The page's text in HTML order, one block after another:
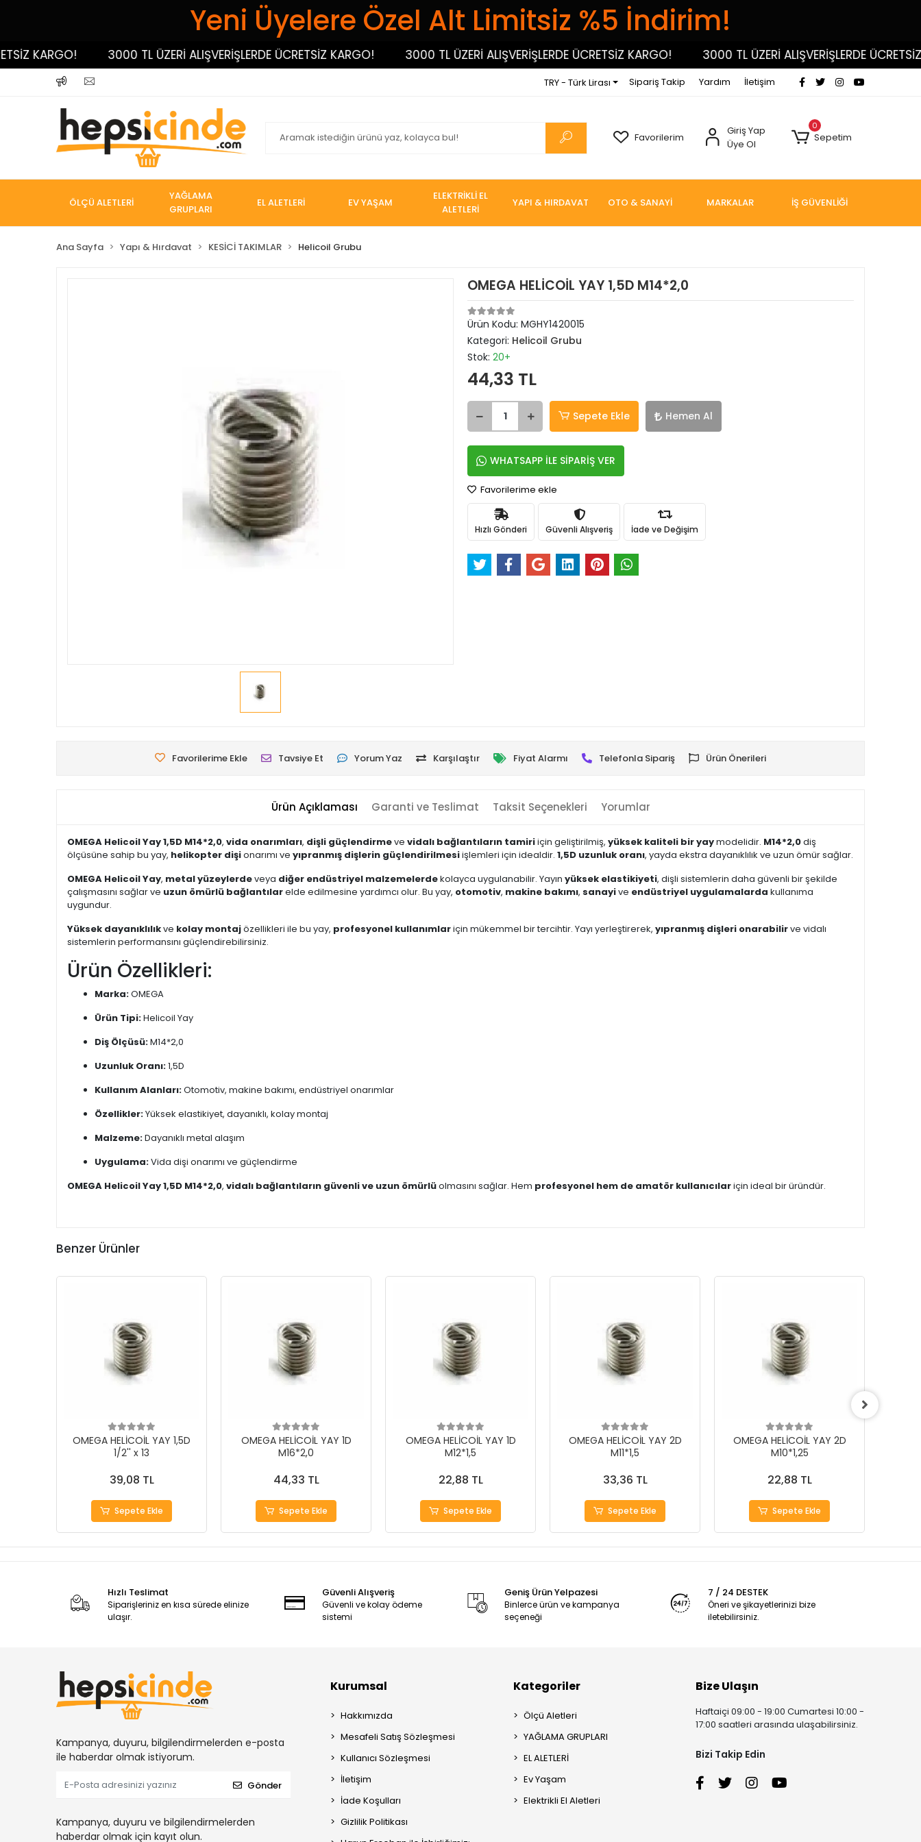
Yeni Üyelere Özel Alt Limitsiz %5 İndirim!
KARGO! 3000 TL ÜZERİ ALIŞVERİŞLERDE ÜCRETSİZ KARGO! 3000 TL ÜZERİ ALIŞVERİŞLERDE ÜCRETSİZ KARGO! 3000 TL ÜZERİ ALIŞVERİŞLERDE ÜCRETSİZ
TRY - Türk Lirası Sipariş Takip Yardım İletişim
Favorilerim
Giriş Yap
Üye Ol
0
Sepetim
ÖLÇÜ ALETLERİ
YAĞLAMA
GRUPLARI
EL ALETLERİ EV YAŞAM
ELEKTRİKLİ EL
ALETLERİ
YAPI & HIRDAVAT OTO & SANAYİ MARKALAR İŞ GÜVENLİĞİ
Ana Sayfa Yapı & Hırdavat KESİCİ TAKIMLAR Helicoil Grubu
OMEGA HELİCOİL YAY 1,5D M14*2,0
Ürün Kodu: MGHY1420015
Kategori: Helicoil Grubu
Stok: 20+
44,33 TL
Sepete Ekle Hemen Al
WHATSAPP İLE SİPARİŞ VER
Favorilerime ekle
Hızlı Gönderi Güvenli Alışveriş İade ve Değişim
Favorilerime Ekle Tavsiye Et Yorum Yaz Karşılaştır Fiyat Alarmı Telefonla Sipariş Ürün Önerileri
Ürün Açıklaması Garanti ve Teslimat Taksit Seçenekleri Yorumlar
OMEGA Helicoil Yay 1,5D M14*2,0, vida onarımları, dişli güçlendirmeve vidalı bağlantıların tamiriiçin geliştirilmiş, yüksek kaliteli bir yaymodelidir. M14*2,0diş
ölçüsüne sahip bu yay, helikopter dişionarımı ve yıpranmış dişlerin güçlendirilmesiişlemleri için idealdir. 1,5D uzunluk oranı, yayda ekstra dayanıklılık ve uzun ömür sağlar.
OMEGA Helicoil Yay, metal yüzeylerdeveya diğer endüstriyel malzemelerdekolayca uygulanabilir. Yayın yüksek elastikiyeti, dişli sistemlerin daha güvenli bir şekilde
çalışmasını sağlar ve uzun ömürlü bağlantılarelde edilmesine yardımcı olur. Bu yay, otomotiv, makine bakımı, sanayive endüstriyel uygulamalarda kullanıma
uygundur.
Yüksek dayanıklılıkve kolay montajözellikleri ile bu yay, profesyonel kullanımlariçin mükemmel bir tercihtir. Yayı yerleştirerek, yıpranmış dişleri onarabilirve vidalı
sistemlerin performansını güçlendirebilirsiniz.
Ürün Özellikleri:
Marka:OMEGA
Ürün Tipi:Helicoil Yay
Diş Ölçüsü:M14*2,0
Uzunluk Oranı:1,5D
Kullanım Alanları:Otomotiv, makine bakımı, endüstriyel onarımlar
Özellikler:Yüksek elastikiyet, dayanıklı, kolay montaj
Malzeme:Dayanıklı metal alaşım
Uygulama:Vida dişi onarımı ve güçlendirme
OMEGA Helicoil Yay 1,5D M14*2,0, vidalı bağlantıların güvenli ve uzun ömürlüolmasını sağlar. Hem profesyonel hem de amatör kullanıcılariçin ideal bir üründür.
Benzer Ürünler
OMEGA HELİCOİL YAY 1,5D
1/2'' x 13
39,08 TL
Sepete Ekle
OMEGA HELİCOİL YAY 1D
M16*2,0
44,33 TL
Sepete Ekle
OMEGA HELİCOİL YAY 1D
M12*1,5
22,88 TL
Sepete Ekle
OMEGA HELİCOİL YAY 2D
M11*1,5
33,36 TL
Sepete Ekle
OMEGA HELİCOİL YAY 2D
M10*1,25
22,88 TL
Sepete Ekle
Hızlı Teslimat
Siparişleriniz en kısa sürede elinize
ulaşır.
Güvenli Alışveriş
Güvenli ve kolay ödeme
sistemi
Geniş Ürün Yelpazesi
Binlerce ürün ve kampanya
seçeneği
7 / 24 DESTEK
Öneri ve şikayetlerinizi bize
iletebilirsiniz.
Kampanya, duyuru, bilgilendirmelerden e-posta
ile haberdar olmak istiyorum.
Gönder
Kampanya, duyuru ve bilgilendirmelerden
haberdar olmak için kayıt olun.
Kurumsal
Hakkımızda
Mesafeli Satış Sözleşmesi
Kullanıcı Sözleşmesi
İletişim
İade Koşulları
Gizlilik Politikası
Kategoriler
Ölçü Aletleri
YAĞLAMA GRUPLARI
EL ALETLERİ
Ev Yaşam
Elektrikli El Aletleri
Bize Ulaşın
Haftaiçi 09:00 - 19:00 Cumartesi 10:00 -
17:00 saatleri arasında ulaşabilirsiniz.
Bizi Takip Edin